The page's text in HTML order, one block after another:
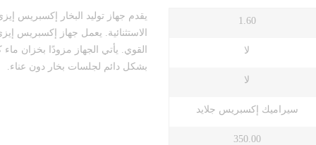
يقدم جهاز توليد البخار إكسبريس
الاستثنائية. يعمل جهاز إكسبريس
بشكل دائم لجلسات بخار دون عناء.
1.60
لا
لا
سيراميك إكسبريس جلايد
350.00